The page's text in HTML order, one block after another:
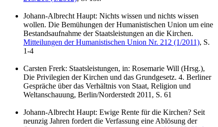
Johann-Albrecht Haupt: Nichts wissen und nichts wissen
wollen. Die Bemühungen der Humanistischen Union um eine
Bestandsaufnahme der Staatsleistungen an die Kirchen.
Mitteilungen der Humanistischen Union Nr. 212 (1/2011), S.
1-4
Carsten Frerk: Staatsleistungen, in: Rosemarie Will (Hrsg.),
Die Privilegien der Kirchen und das Grundgesetz. 4. Berliner
Gespräche über das Verhältnis von Staat, Religion und
Weltanschauung, Berlin/Norderstedt 2011, S. 61
Johann-Albrecht Haupt: Ewige Rente für die Kirchen? Seit
neunzig Jahren fordert die Verfassung eine Ablösung der